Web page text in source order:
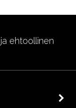
ehtoollinen